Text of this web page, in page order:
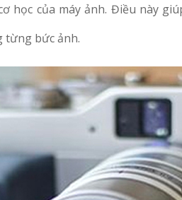
học của máy ảnh. Điều này
từng bức ảnh.